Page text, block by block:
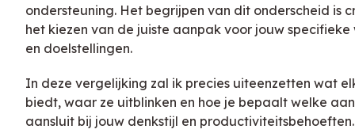
ondersteuning. Het begrijpen van dit onderscheid is
het kiezen van de juiste aanpak voor jouw
en doelstellingen.
In deze vergelijking zal ik precies uiteenzetten wat
biedt, waar ze uitblinken en hoe je bepaalt welke
aansluit bij jouw denkstijl en productiviteitsbehoeften.